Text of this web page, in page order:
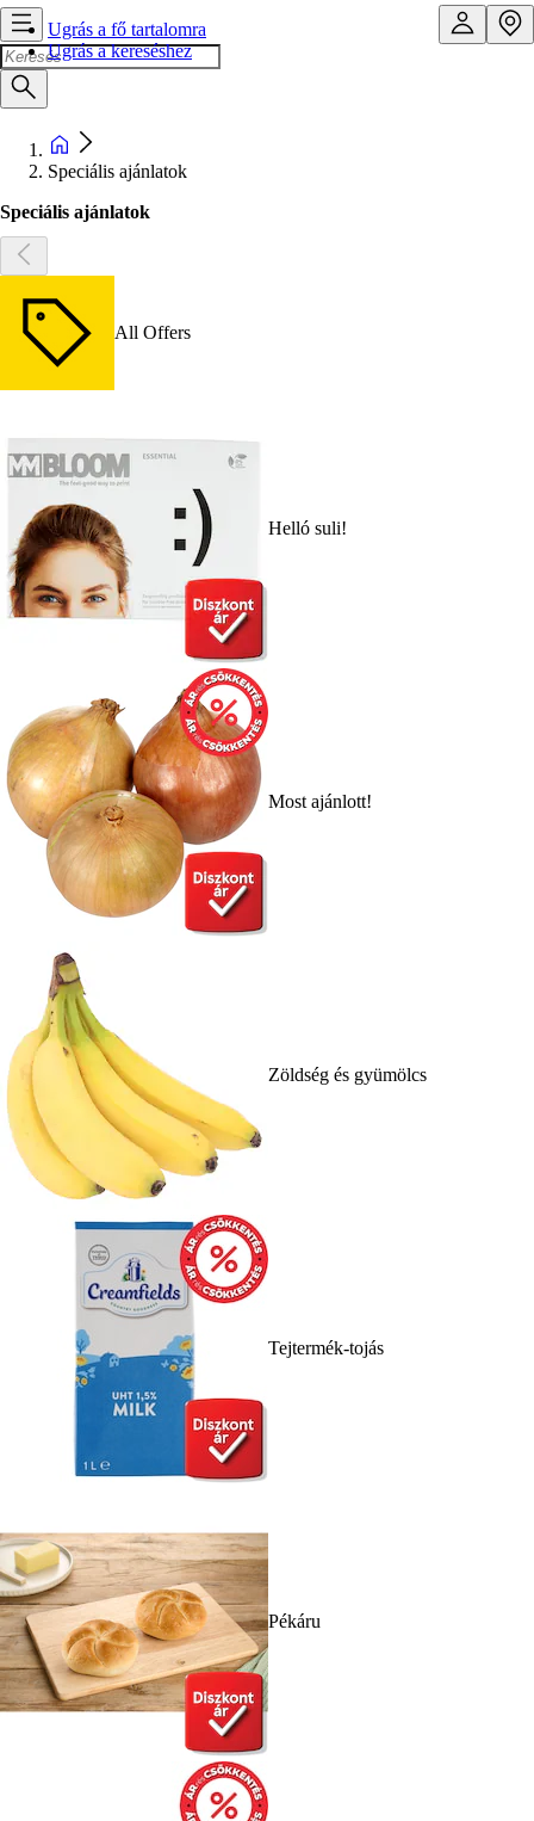
Ugrás a fő tartalomra
Ugrás a kereséshez
Speciális ajánlatok
Speciális ajánlatok
All Offers
Helló suli!
Most ajánlott!
Zöldség és gyümölcs
Tejtermék-tojás
Pékáru